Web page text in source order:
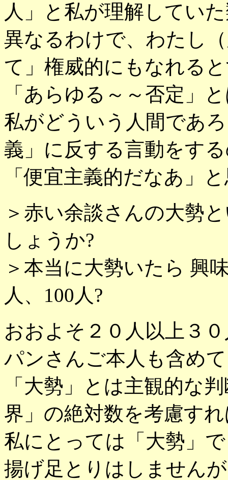
人」と私が理解してい
異なるわけで、わたし
て」権威的にもなれる
「あらゆる～～否定」
私がどういう人間であ
義」に反する言動をす
「便宜主義的だなあ」
＞赤い余談さんの大勢
しょうか?
＞本当に大勢いたら 興
人、100人?
おおよそ２０人以上３
パンさんご本人も含め
「大勢」とは主観的な
界」の絶対数を考慮す
私にとっては「大勢」
揚げ足とりはしません